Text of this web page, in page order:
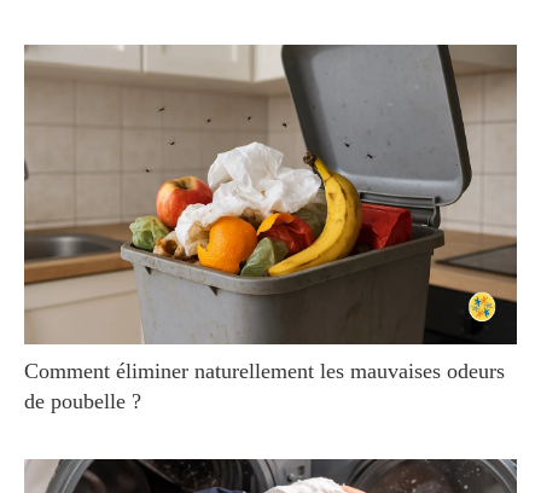
Comment éliminer naturellement les mauvaises odeurs
de poubelle ?